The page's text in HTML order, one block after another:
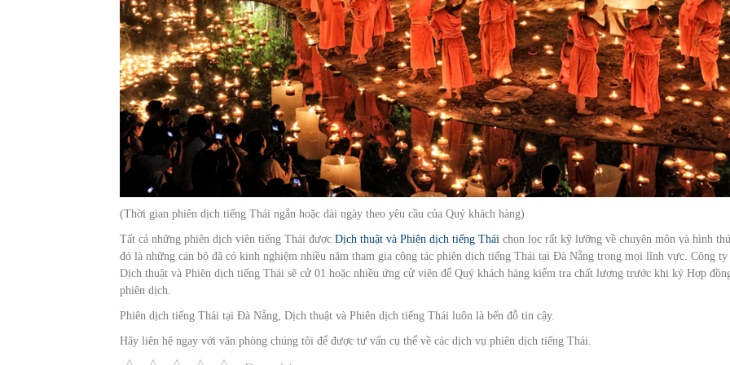
(Thời gian phiên dịch tiếng Thái ngắn hoặc dài ngày theo yêu cầu của Quý khách hàng)
Tất cả những phiên dịch viên tiếng Thái được Dịch thuật và Phiên dịch tiếng Thái chọn lọc rất kỹ lưỡng về chuyên môn và hình
đó là những cán bộ đã có kinh nghiệm nhiều năm tham gia công tác phiên dịch tiếng Thái tại Đà Nẵng trong mọi lĩnh vực. Công ty
Dịch thuật và Phiên dịch tiếng Thái sẽ cử 01 hoặc nhiều ứng cử viên để Quý khách hàng kiểm tra chất lượng trước khi ký Hợp
phiên dịch.
Phiên dịch tiếng Thái tại Đà Nẵng, Dịch thuật và Phiên dịch tiếng Thái luôn là bến đỗ tin cậy.
Hãy liên hệ ngay với văn phòng chúng tôi để được tư vấn cụ thể về các dịch vụ phiên dịch tiếng Thái.